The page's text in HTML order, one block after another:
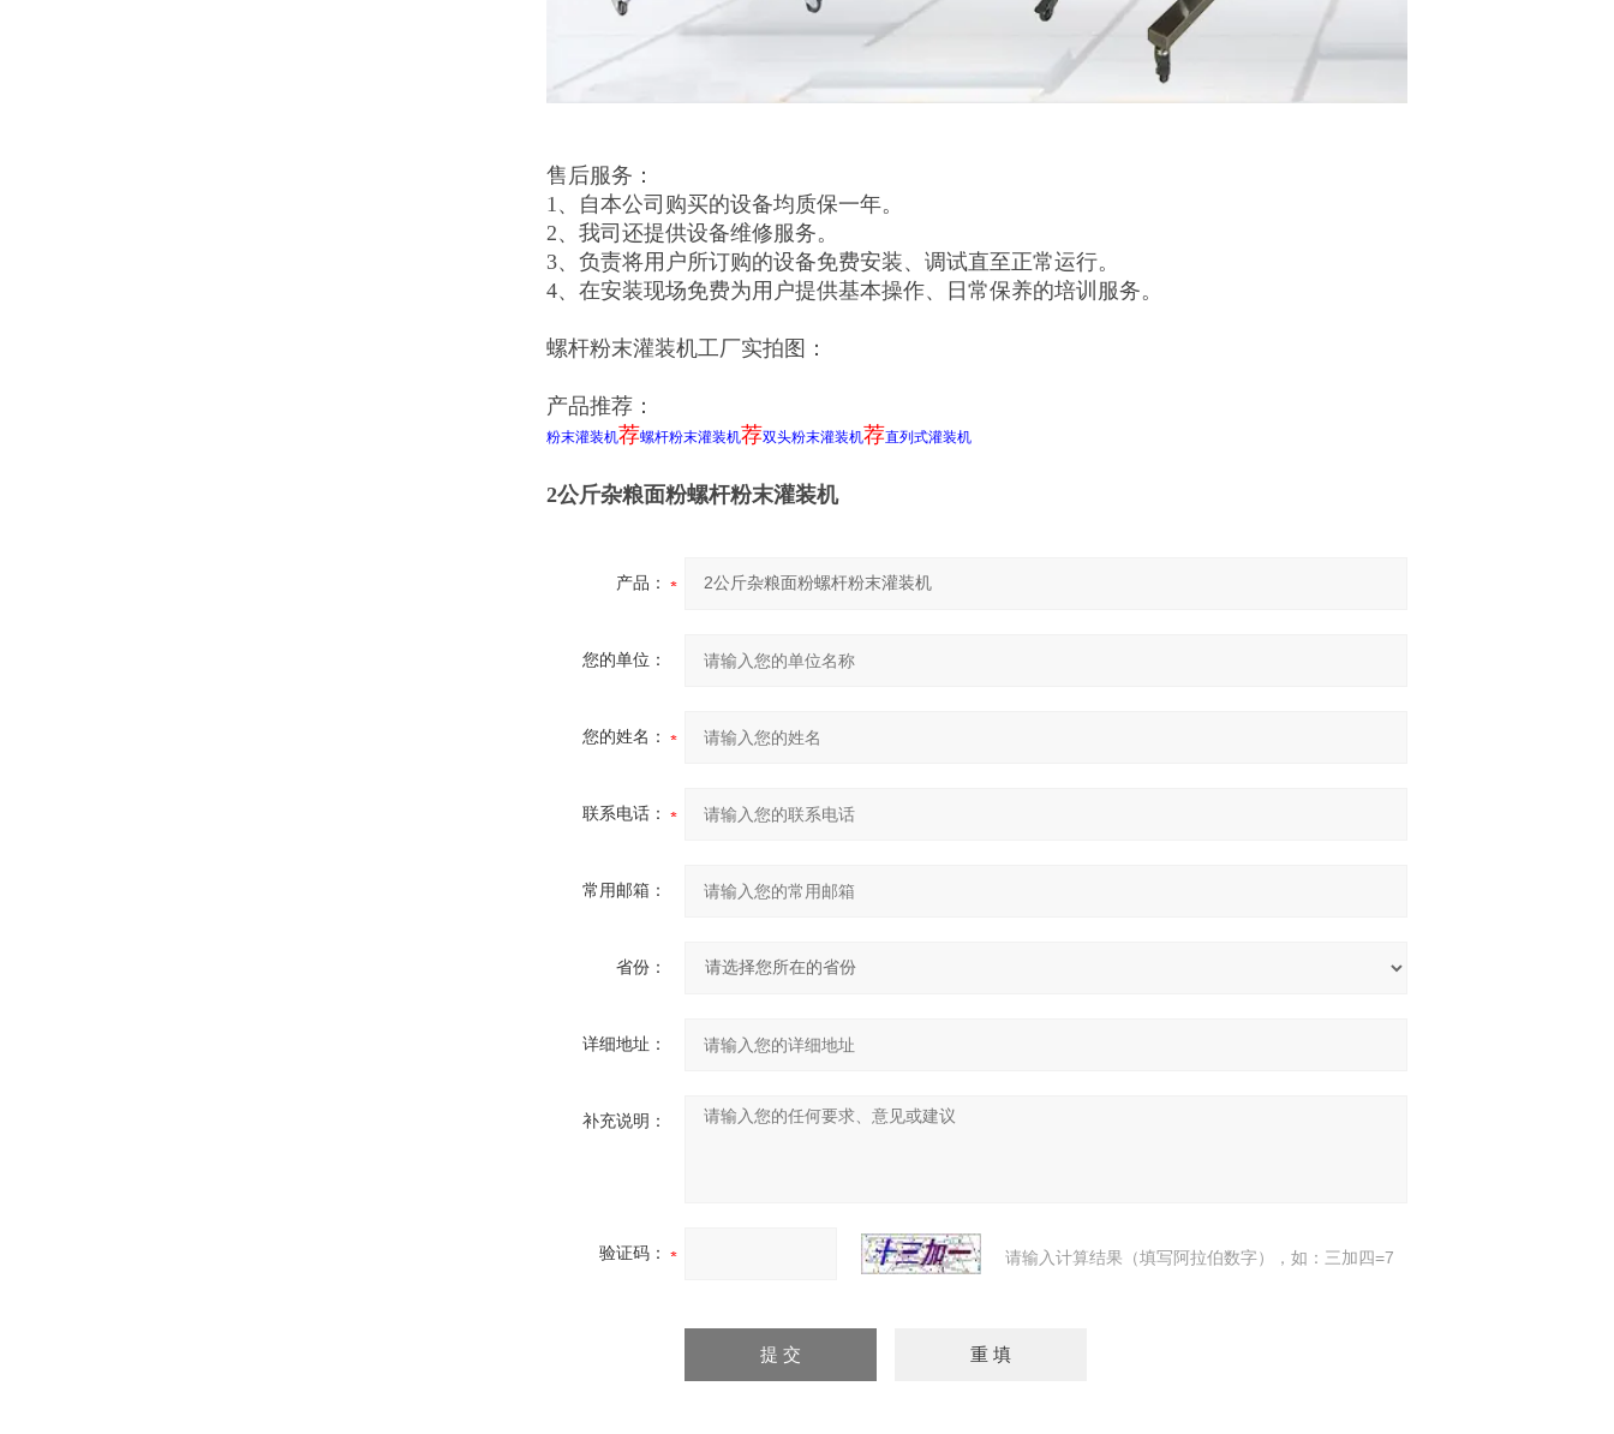
售后服务：
1、自本公司购买的设备均质保一年。
2、我司还提供设备维修服务。
3、负责将用户所订购的设备免费安装、调试直至正常运行。
4、在安装现场免费为用户提供基本操作、日常保养的培训服务。
螺杆粉末灌装机工厂实拍图：
产品推荐：
粉末灌装机荐螺杆粉末灌装机荐双头粉末灌装机荐直列式灌装机
2公斤杂粮面粉螺杆粉末灌装机
产品：
您的单位：
您的姓名：
联系电话：
常用邮箱：
省份：
详细地址：
补充说明：
验证码： 请输入计算结果（填写阿拉伯数字），如：三加四=7